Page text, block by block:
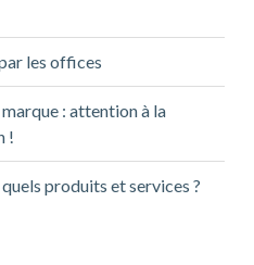
les offices
: attention à la
!
produits et services ?